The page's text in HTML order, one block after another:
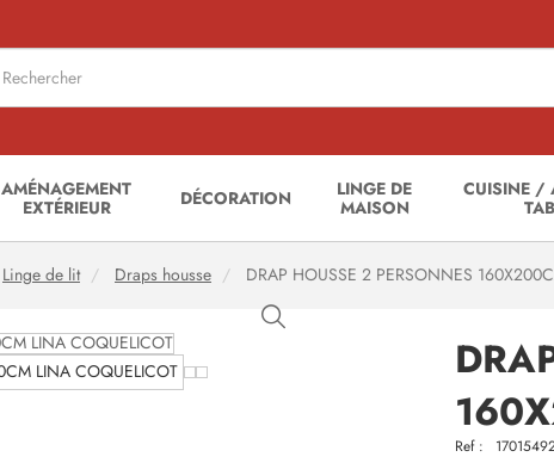
AMÉNAGEMENT
EXTÉRIEUR
DÉCORATION
LINGE DE
MAISON
CUISINE /
Linge de lit Draps housse DRAP HOUSSE 2 PERSONNES
Ref :